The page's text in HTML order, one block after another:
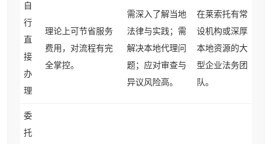
自
行
直
接
办
理
理论上可节省服务
费用，对流程有完
全掌控。
需深入了解当地
法律与实践；需
解决本地代理问
题；应对审查与
异议风险高。
在莱索托有常
设机构或深厚
本地资源的大
型企业法务团
队。
委
托